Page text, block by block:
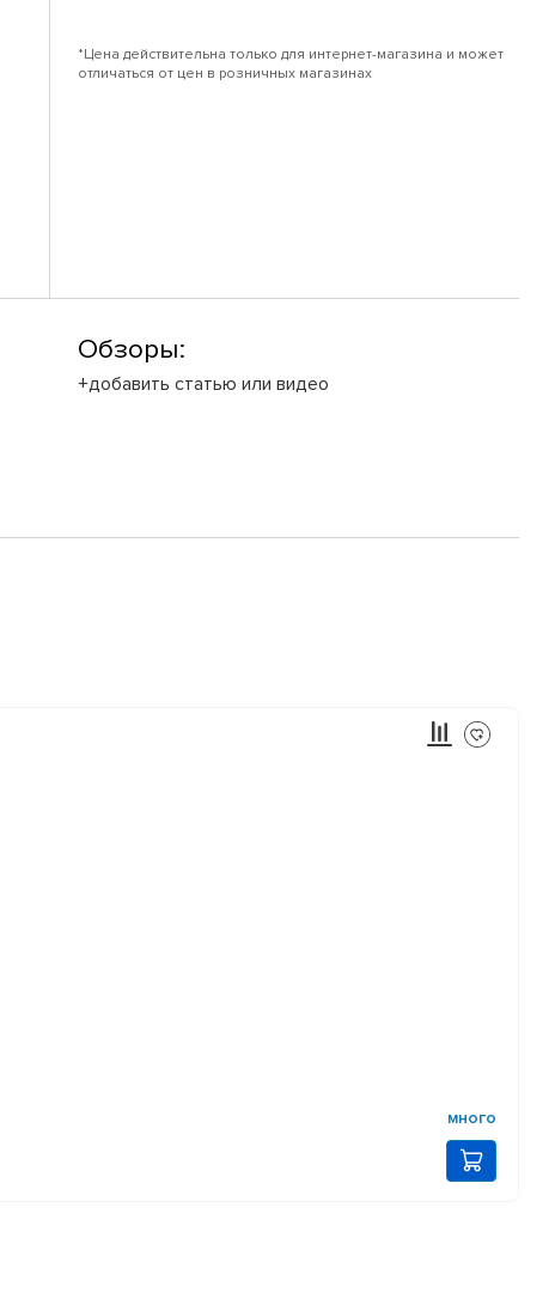
*Цена действительна только для интернет-магазина и может
отличаться от цен в розничных магазинах
Обзоры:
+добавить статью или видео
много